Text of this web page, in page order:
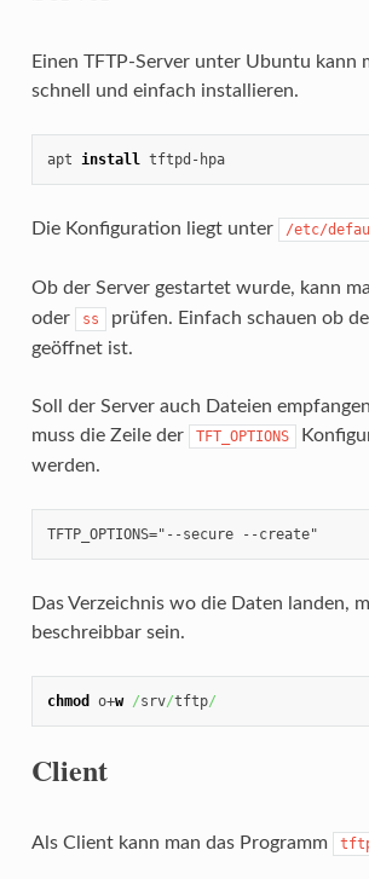
Einen TFTP-Server unter Ubuntu kann
schnell und einfach installieren.
apt install tftpd-hpa
Die Konfiguration liegt unter /etc/
Ob der Server gestartet wurde, kann
oder ss
prüfen. Einfach schauen ob
geöffnet ist.
Soll der Server auch Dateien
muss die Zeile der
TFT_OPTIONS
werden.
TFTP_OPTIONS="--secure --create"
Das Verzeichnis wo die Daten landen,
beschreibbar sein.
chmod o+w /srv/tftp/
Client
Als Client kann man das Programm